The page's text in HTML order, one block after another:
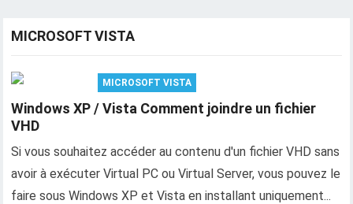
MICROSOFT VISTA
MICROSOFT VISTA
Windows XP / Vista Comment joindre un fichier
VHD
Si vous souhaitez accéder au contenu d'un fichier VHD sans
avoir à exécuter Virtual PC ou Virtual Server, vous pouvez le
faire sous Windows XP et Vista en installant uniquement...